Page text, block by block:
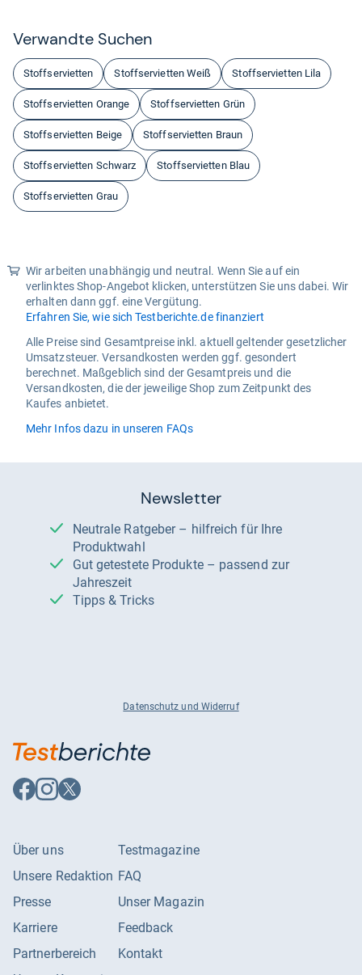
Ver­wandte Suchen
Stoffservietten Stoffservietten Weiß Stoffservietten Lila
Stoffservietten Orange Stoffservietten Grün
Stoffservietten Beige Stoffservietten Braun
Stoffservietten Schwarz Stoffservietten Blau
Stoffservietten Grau
Wir arbeiten unabhängig und neutral. Wenn Sie auf ein
verlinktes Shop-Angebot klicken, unterstützen Sie uns dabei. Wir
erhalten dann ggf. eine Vergütung.
Erfahren Sie, wie sich Testberichte.de finanziert
Alle Preise sind Gesamtpreise inkl. aktuell geltender gesetzlicher
Umsatzsteuer. Versandkosten werden ggf. gesondert
berechnet. Maßgeblich sind der Gesamtpreis und die
Versandkosten, die der jeweilige Shop zum Zeitpunkt des
Kaufes anbietet.
Mehr Infos dazu in unseren FAQs
Newsletter
Neutrale Ratgeber – hilfreich für Ihre
Produktwahl
Gut getestete Produkte – passend zur
Jahreszeit
Tipps & Tricks
Datenschutz und Widerruf
Auf
Facebook
Auf
Instagram
Auf
X
Über uns
Unsere Redaktion
Presse
Karriere
Partnerbereich
Testmagazine
FAQ
Unser Magazin
Feedback
Kontakt